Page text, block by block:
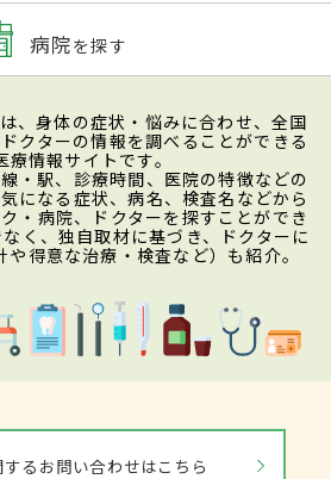
病院を探す
、身体の症状・悩みに合わせ、全国
クターの情報を調べることができる
療情報サイトです。
・駅、診療時間、医院の特徴などの
になる症状、病名、検査名などから
・病院、ドクターを探すことができ
く、独自取材に基づき、ドクターに
得意な治療・検査など）も紹介。
るお問い合わせはこちら